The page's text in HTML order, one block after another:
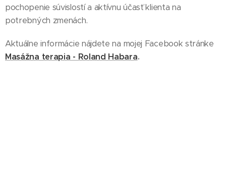
pochopenie súvislostí a aktívnu účasť klienta na
potrebných zmenách.
Aktuálne informácie nájdete na mojej Facebook stránke
Masážna terapia - Roland Habara.